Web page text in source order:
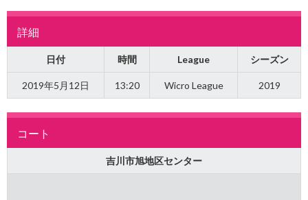
詳細
日付 時間 League シーズン
2019年5月12日 13:20 Wicro League 2019
コート
吉川市旭地区センター